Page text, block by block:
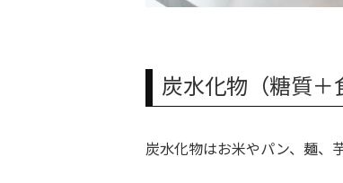
炭水化物（糖質
炭水化物はお米やパン、麺、